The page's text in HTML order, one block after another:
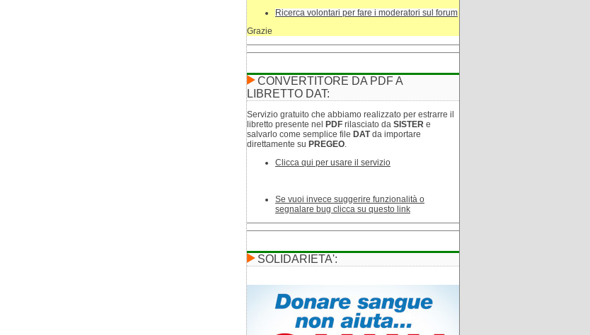
Ricerca volontari per fare i moderatori sul forum
Grazie
CONVERTITORE DA PDF A
LIBRETTO DAT:
Servizio gratuito che abbiamo realizzato per estrarre il
libretto presente nel
PDF rilasciato da SISTER e
salvarlo come semplice file DATda importare
direttamente su PREGEO.
Clicca qui per usare il servizio
Se vuoi invece suggerire funzionalità o
segnalare bug clicca su questo link
SOLIDARIETA':